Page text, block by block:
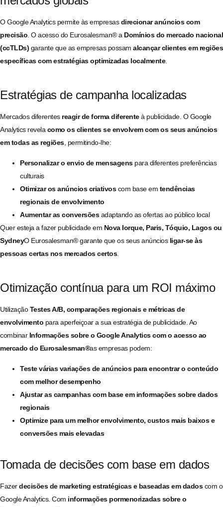
O Google Analytics permite às empresasdirecionar anúncios com
precisão . O acesso do Eurosalesman® a Domínios do mercado nacional
(ccTLDs) garante que as empresas possam alcançar clientes em regiões
específicas com estratégias optimizadas localmente.
Estratégias de campanha localizadas
Mercados diferentes reagir de forma diferenteà publicidade. O Google
Analytics revelacomo os clientes se envolvem com os seus anúncios
em todas as regiões, permitindo-lhe:
Personalizar o envio de mensagenspara diferentes preferências
culturais
Otimizar os anúncios criativoscom base em tendências
regionais de envolvimento
Aumentar as conversõesadaptando as ofertas ao público local
Quer esteja a fazer publicidade em Nova Iorque, Paris, Tóquio, Lagos ou
SydneyO Eurosalesman® garante que os seus anúncios ligar-se às
pessoas certas nos mercados certos.
Otimização contínua para um ROI máximo
UtilizaçãoTestes A/B, comparações regionais e métricas de
envolvimento para aperfeiçoar a sua estratégia de publicidade. Ao
combinar Informações sobre o Google Analytics com o acesso ao
mercado do Eurosalesman®as empresas podem:
Teste várias variações de anúncios para encontrar o conteúdo
com melhor desempenho
Ajustar as campanhas com base em informações sobre dados
regionais
Optimize para um melhor envolvimento, custos mais baixos e
conversões mais elevadas
Tomada de decisões com base em dados
Fazerdecisões de marketing estratégicas e baseadas em dadoscom o
Google Analytics. Com informações pormenorizadas sobre o